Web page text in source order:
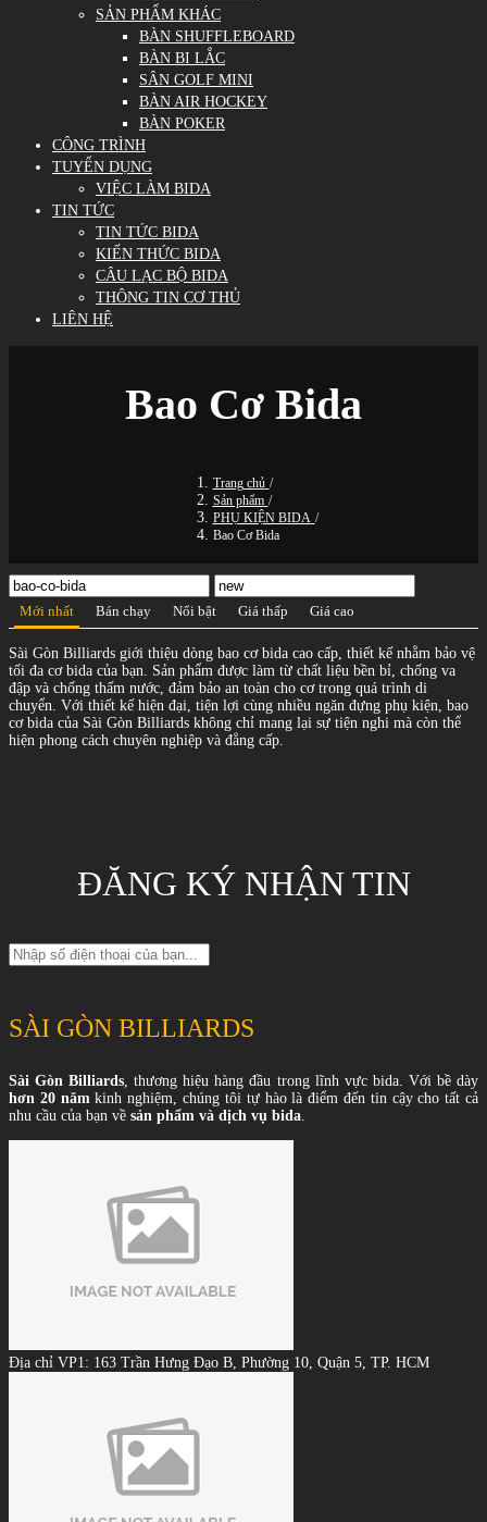
SẢN PHẨM KHÁC
BÀN SHUFFLEBOARD
BÀN BI LẮC
SÂN GOLF MINI
BÀN AIR HOCKEY
BÀN POKER
CÔNG TRÌNH
TUYỂN DỤNG
VIỆC LÀM BIDA
TIN TỨC
TIN TỨC BIDA
KIẾN THỨC BIDA
CÂU LẠC BỘ BIDA
THÔNG TIN CƠ THỦ
LIÊN HỆ
Bao Cơ Bida
Trang chủ /
Sản phẩm /
PHỤ KIỆN BIDA /
Bao Cơ Bida
Mới nhất Bán chạy Nổi bật Giá thấp Giá cao
Sài Gòn Billiards giới thiệu dòng bao cơ bida cao cấp, thiết kế nhằm bảo vệ
tối đa cơ bida của bạn. Sản phẩm được làm từ chất liệu bền bỉ, chống va
đập và chống thấm nước, đảm bảo an toàn cho cơ trong quá trình di
chuyển. Với thiết kế hiện đại, tiện lợi cùng nhiều ngăn đựng phụ kiện, bao
cơ bida của Sài Gòn Billiards không chỉ mang lại sự tiện nghi mà còn thể
hiện phong cách chuyên nghiệp và đẳng cấp.
ĐĂNG KÝ NHẬN TIN
SÀI GÒN BILLIARDS
Sài Gòn Billiards , thương hiệu hàng đầu trong lĩnh vực bida. Với bề dày
hơn 20 năm kinh nghiệm, chúng tôi tự hào là điểm đến tin cậy cho tất cả
nhu cầu của bạn về sản phẩm và dịch vụ bida
Địa chỉ VP1: 163 Trần Hưng Đạo B, Phường 10, Quận 5, TP. HCM